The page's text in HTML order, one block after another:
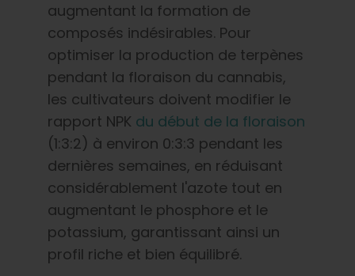
augmentant la formation de
composés indésirables. Pour
optimiser la production de terpènes
pendant la floraison du cannabis,
les cultivateurs doivent modifier le
rapport NPK du début de la floraison
(1:3:2) à environ 0:3:3 pendant les
dernières semaines, en réduisant
considérablement l'azote tout en
augmentant le phosphore et le
potassium, garantissant ainsi un
profil riche et bien équilibré.